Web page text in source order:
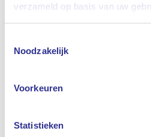
verzameld op basis van uw
Noodzakelijk
Voorkeuren
Statistieken